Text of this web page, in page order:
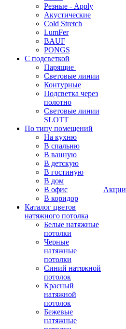
Резные - Apply
Акустические
Cold Stretch
LumFer
BAUF
PONGS
С подсветкой
Парящие
Световые линии
Контурные
Подсветка через
полотно
Световые линии
SLOTT
По типу помещений
На кухню
В спальню
В ванную
В детскую
В гостиную
В дом
В офис
В коридор
Каталог цветов
натяжного потолка
Белые натяжные
потолки
Черные
натяжные
потолки
Синий натяжной
потолок
Красный
натяжной
потолок
Бежевые
натяжные
Акции